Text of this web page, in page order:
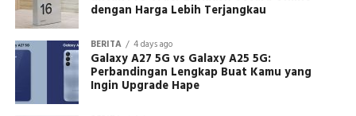
dengan Harga Lebih Terjangkau
BERITA 4 days ago
Galaxy A27 5G vs Galaxy A25 5G:
Perbandingan Lengkap Buat Kamu yang
Ingin Upgrade Hape